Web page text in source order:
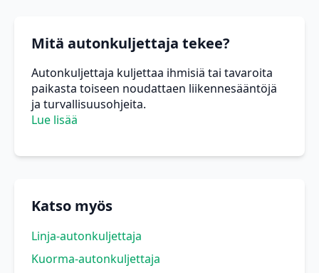
Mitä autonkuljettaja tekee?
Autonkuljettaja kuljettaa ihmisiä tai tavaroita
paikasta toiseen noudattaen liikennesääntöjä
ja turvallisuusohjeita.
Lue lisää
Katso myös
Linja-autonkuljettaja
Kuorma-autonkuljettaja